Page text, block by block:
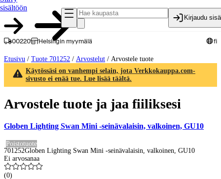
sisältöön
Kirjaudu
00220 Helsingin myymälä fi
Etusivu / Tuote 701252 / Arvostelut / Arvostele tuote
Käytössäsi on vanhempi selain, jota Verkkokauppa.com-
sivusto ei enää tue. Lue lisää täältä.
Arvostele tuote ja jaa fiiliksesi
Globen Lighting Swan Mini -seinävalaisin, valkoinen, GU10
Poistotuote
701252Globen Lighting Swan Mini -seinävalaisin, valkoinen, GU10
Ei arvosanaa
(0)